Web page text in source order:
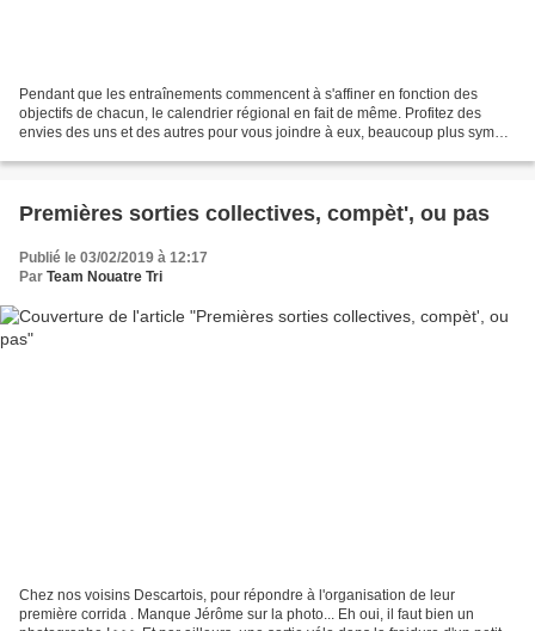
Pendant que les entraînements commencent à s'affiner en fonction des
objectifs de chacun, le calendrier régional en fait de même. Profitez des
envies des uns et des autres pour vous joindre à eux, beaucoup plus sympa
Premières sorties collectives, compèt', ou pas
Publié le 03/02/2019 à 12:17
Par Team Nouatre Tri
Chez nos voisins Descartois, pour répondre à l'organisation de leur
première corrida . Manque Jérôme sur la photo... Eh oui, il faut bien un